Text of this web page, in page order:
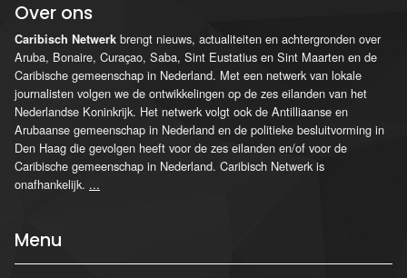
Over ons
Caribisch Netwerk brengt nieuws, actualiteiten en achtergronden over
Aruba, Bonaire, Curaçao, Saba, Sint Eustatius en Sint Maarten en de
Caribische gemeenschap in Nederland. Met een netwerk van lokale
journalisten volgen we de ontwikkelingen op de zes eilanden van het
Nederlandse Koninkrijk. Het netwerk volgt ook de Antilliaanse en
Arubaanse gemeenschap in Nederland en de politieke besluitvorming in
Den Haag die gevolgen heeft voor de zes eilanden en/of voor de
Caribische gemeenschap in Nederland. Caribisch Netwerk is
onafhankelijk. ...
Menu